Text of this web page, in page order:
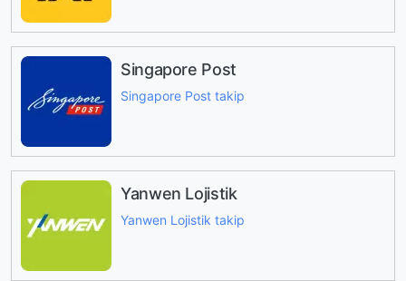
Singapore Post
Singapore Post takip
Yanwen Lojistik
Yanwen Lojistik takip